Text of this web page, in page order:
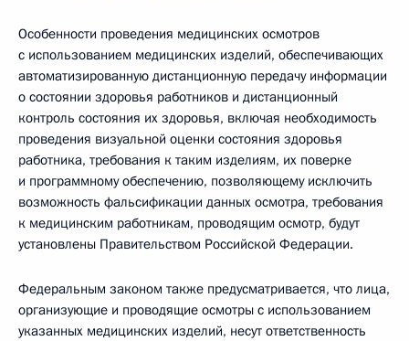
Особенности проведения медицинских осмотров
с использованием медицинских изделий, обеспечивающих
автоматизированную дистанционную передачу информации
о состоянии здоровья работников и дистанционный
контроль состояния их здоровья, включая необходимость
проведения визуальной оценки состояния здоровья
работника, требования к таким изделиям, их поверке
и программному обеспечению, позволяющему исключить
возможность фальсификации данных осмотра, требования
к медицинским работникам, проводящим осмотр, будут
установлены Правительством Российской Федерации.
Федеральным законом также предусматривается, что лица,
организующие и проводящие осмотры с использованием
указанных медицинских изделий, несут ответственность